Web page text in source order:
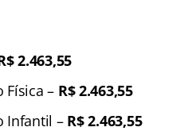
2.463,55
Física – R$ 2.463,55
Infantil – R$ 2.463,55